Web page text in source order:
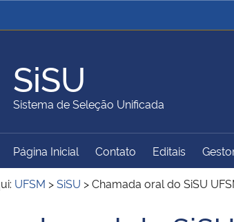
Ministério da Justiça e
Ministério da Educação
Ambiente Ministério do Turismo
SiSU
Sistema de Seleção Unificada
Menu Principal do Sítio
Página Inicial Contato Editais
UFSM >SiSU >Chamada oral do SiSU